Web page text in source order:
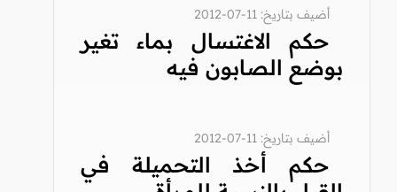
أضيف بتاريخ: 11-07-2012
حكم الاغتسال بماء تغير
بوضع الصابون فيه
أضيف بتاريخ: 11-07-2012
حكم أخذ التحميلة في